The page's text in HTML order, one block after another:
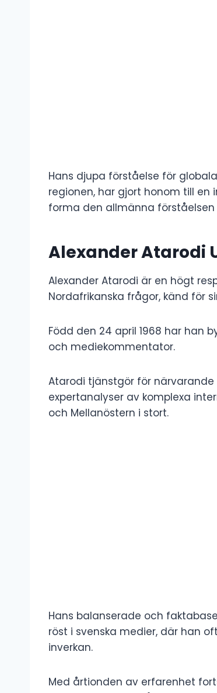
Hans djupa förståelse för
regionen, har gjort honom till en
forma den allmänna
Alexander Atarodi
Alexander Atarodi är en högt
Nordafrikanska frågor, känd för
Född den 24 april 1968 har han
och mediekommentator.
Atarodi tjänstgör för närvarande
expertanalyser av komplexa
och Mellanöstern i stort.
Hans balanserade och
röst i svenska medier, där han
inverkan.
Med årtionden av erfarenhet